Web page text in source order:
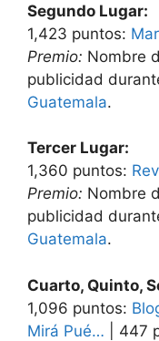
Segundo Lugar:
1,423 puntos:
Premio: Nombre
publicidad
Guatemala.
Tercer Lugar:
1,360 puntos:
Premio: Nombre
publicidad
Guatemala.
Cuarto, Quinto,
1,096 puntos:
Mirá Pué… | 447